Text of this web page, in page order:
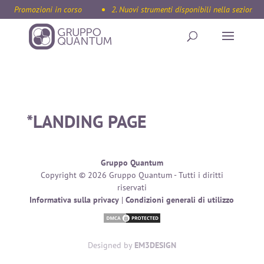
1. Promozioni in corso 2. Nuovi strumenti disponibili nella sezione
*LANDING PAGE
Gruppo Quantum
Copyright © 2026 Gruppo Quantum - Tutti i diritti
riservati
Informativa sulla privacy | Condizioni generali di utilizzo
Designed by EM3DESIGN